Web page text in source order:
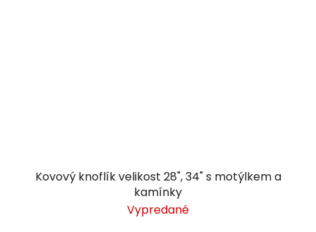
Kovový knoflík velikost 28", 34" s motýlkem a
kamínky
Vypredané